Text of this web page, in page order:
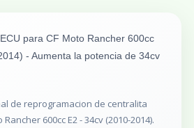
para CF Moto Rancher 600cc
- Aumenta la potencia de 34cv
de reprogramacion de centralita
Rancher 600cc E2 - 34cv (2010-2014).